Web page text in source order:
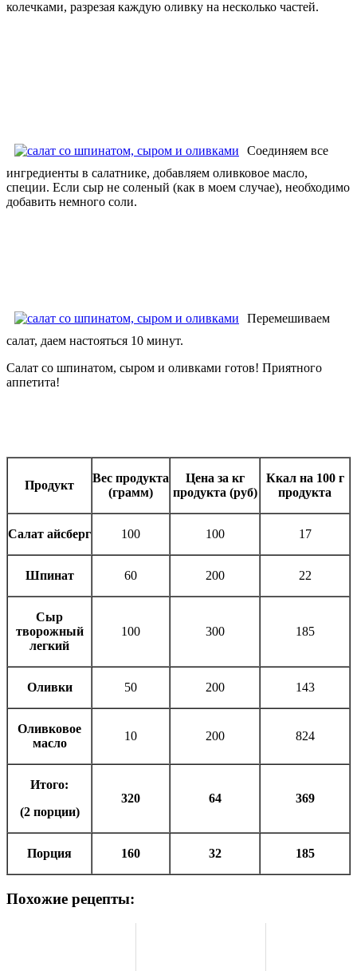
колечками, разрезая каждую оливку на несколько частей.
Соединяем все
ингредиенты в салатнике, добавляем оливковое масло,
специи. Если сыр не соленый (как в моем случае), необходимо
добавить немного соли.
Перемешиваем
салат, даем настояться 10 минут.
Салат со шпинатом, сыром и оливками готов! Приятного
аппетита!
Продукт
Вес продукта
(грамм)
Цена за кг
продукта (руб)
Ккал на 100 г
продукта
Салат айсберг 100 100 17
Шпинат 60 200 22
Сыр
творожный
легкий
100 300 185
Оливки 50 200 143
Оливковое
масло
10 200 824
Итого:
(2 порции)
320 64 369
Порция 160 32 185
Похожие рецепты: